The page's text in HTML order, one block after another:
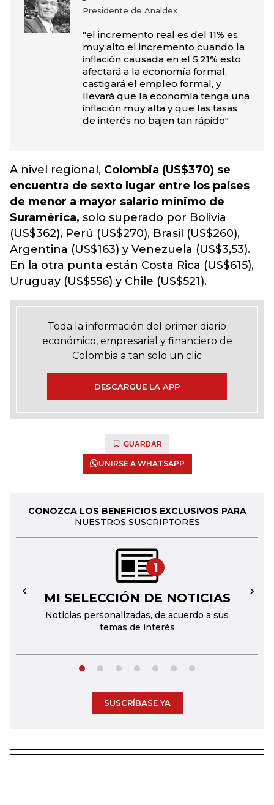
Presidente de Analdex
"el incremento real es del 11% es
muy alto el incremento cuando la
inflación causada en el 5,21% esto
afectará a la economía formal,
castigará el empleo formal, y
llevará que la economía tenga una
inflación muy alta y que las tasas
de interés no bajen tan rápido"
A nivel regional, Colombia (US$370) se
encuentra de sexto lugar entre los países
de menor a mayor salario mínimo de
Suramérica, solo superado por Bolivia
(US$362), Perú (US$270), Brasil (US$260),
Argentina (US$163) y Venezuela (US$3,53).
En la otra punta están Costa Rica (US$615),
Uruguay (US$556) y Chile (US$521).
Toda la información del primer diario
económico, empresarial y financiero de
Colombia a tan solo un clic
DESCARGUE LA APP
GUARDAR
UNIRSE A WHATSAPP
CONOZCA LOS BENEFICIOS EXCLUSIVOS PARA
NUESTROS SUSCRIPTORES
1
MI SELECCIÓN DE NOTICIAS
Noticias personalizadas, de acuerdo a sus
temas de interés
← →
SUSCRÍBASE YA